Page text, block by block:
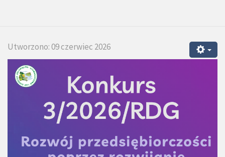
Utworzono: 09 czerwiec 2026